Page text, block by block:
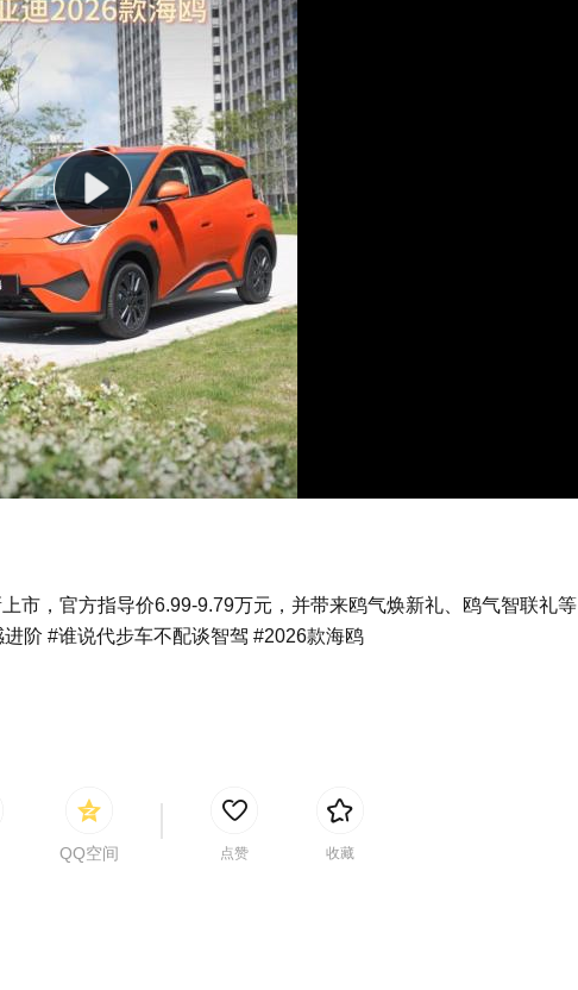
市，官方指导价6.99-9.79万元，并带来鸥气焕新礼、鸥气智联礼等
阶 #谁说代步车不配谈智驾 #2026款海鸥
QQ空间 点赞 收藏